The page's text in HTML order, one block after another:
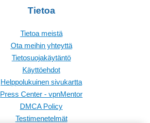
Tietoa
Tietoa meistä
Ota meihin yhteyttä
Tietosuojakäytäntö
Käyttöehdot
Helppolukuinen sivukartta
Press Center - vpnMentor
DMCA Policy
Testimenetelmät